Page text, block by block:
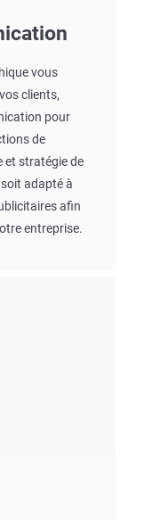
vous
clients,
pour
de
et stratégie de
adapté à
afin
entreprise.